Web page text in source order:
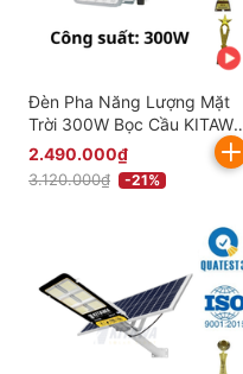
Đèn Pha Năng Lượng Mặt
Trời 300W Bọc Cầu KITAWA
- DP11300
2.490.000₫
3.120.000₫ -21%